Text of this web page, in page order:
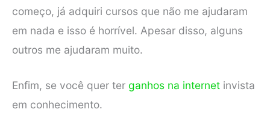
começo, já adquiri cursos que não me ajudaram
em nada e isso é horrível. Apesar disso, alguns
outros me ajudaram muito.
Enfim, se você quer ter ganhos na internet invista
em conhecimento.